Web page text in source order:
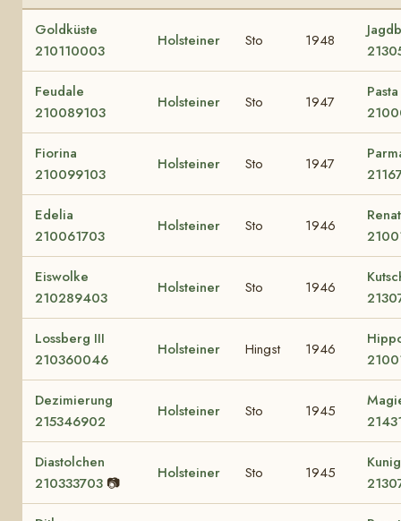
Goldküste
210110003
Holsteiner Sto 1948
Feudale
210089103
Holsteiner Sto 1947
Pasta
Fiorina
210099103
Holsteiner Sto 1947
Edelia
210061703
Holsteiner Sto 1946
Eiswolke
210289403
Holsteiner Sto 1946
Lossberg III
210360046
Holsteiner Hingst 1946
Dezimierung
215346902
Holsteiner Sto 1945
Diastolchen
210333703 📷
Holsteiner Sto 1945